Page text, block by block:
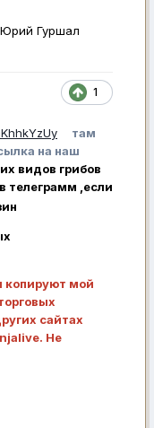
Гуршал
1
там
на наш
видов грибов
в телеграмм ,если
копируют мой
сайтах
Не